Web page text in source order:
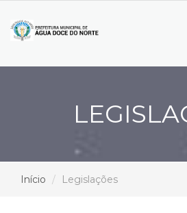
Início Legislações